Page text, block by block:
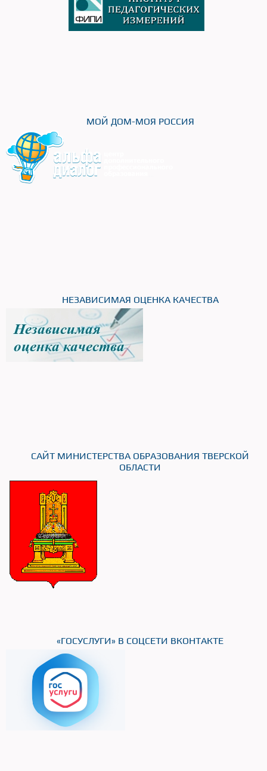
МОЙ ДОМ-МОЯ РОССИЯ
НЕЗАВИСИМАЯ ОЦЕНКА КАЧЕСТВА
САЙТ МИНИСТЕРСТВА ОБРАЗОВАНИЯ ТВЕРСКОЙ
ОБЛАСТИ
«ГОСУСЛУГИ» В СОЦСЕТИ ВКОНТАКТЕ